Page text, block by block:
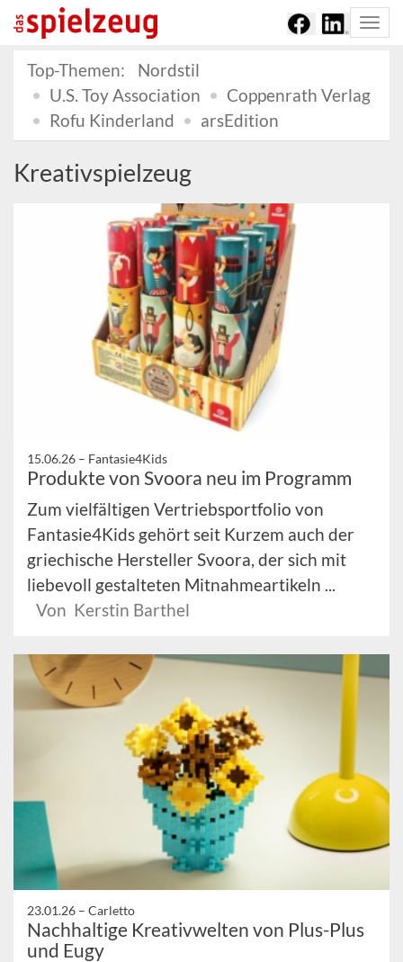
Top-Themen:
Nordstil
U.S. Toy Association
Coppenrath Verlag
Rofu Kinderland
arsEdition
Kreativspielzeug
15.06.26 – Fantasie4Kids
Produkte von Svoora neu im Programm
Zum vielfältigen Vertriebsportfolio von
Fantasie4Kids gehört seit Kurzem auch der
griechische Hersteller Svoora, der sich mit
liebevoll gestalteten Mitnahmeartikeln ...
Von Kerstin Barthel
23.01.26 – Carletto
Nachhaltige Kreativwelten von Plus-Plus
und Eugy